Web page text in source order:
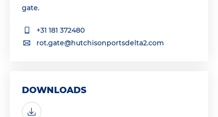
gate.
+31 181 372480
rot.gate@hutchisonportsdelta2.com
DOWNLOADS